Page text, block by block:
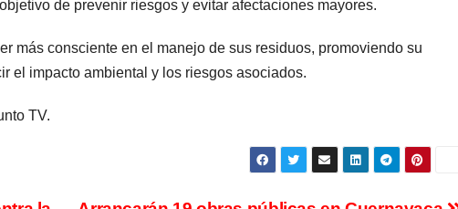
de prevenir riesgos y evitar afectaciones mayores.
más consciente en el manejo de sus residuos, promoviendo su
el impacto ambiental y los riesgos asociados.
TV.